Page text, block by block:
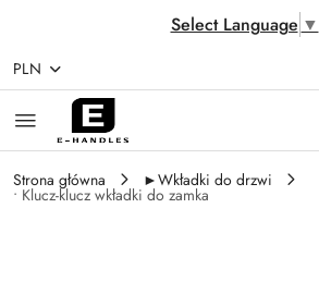
Select Language ▼
Przejdź do treści głównej
Przejdź do wyszukiwarki
Przejdź do moje konto
Przejdź do menu głównego
Przejdź do opisu produktu
Przejdź do stopki
PLN
Strona główna ►Wkładki do drzwi
• Klucz-klucz wkładki do zamka